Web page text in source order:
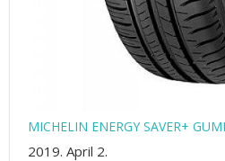
MICHELIN ENERGY SAVER+
2019. April 2.